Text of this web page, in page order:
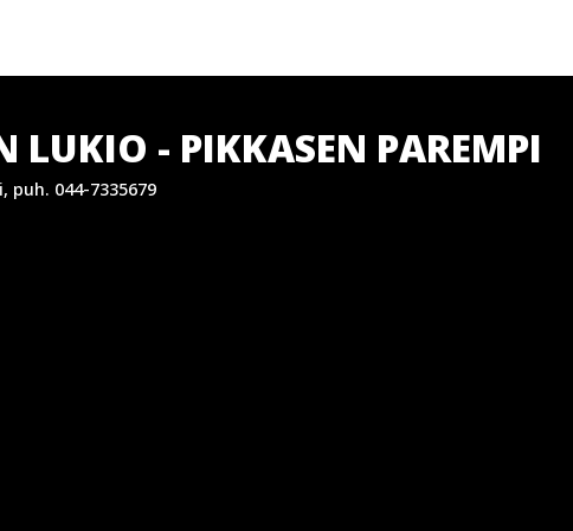
LUKIO - PIKKASEN PAREMPI
puh. 044-7335679